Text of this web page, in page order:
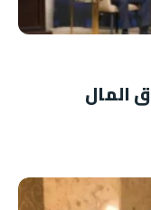
المال